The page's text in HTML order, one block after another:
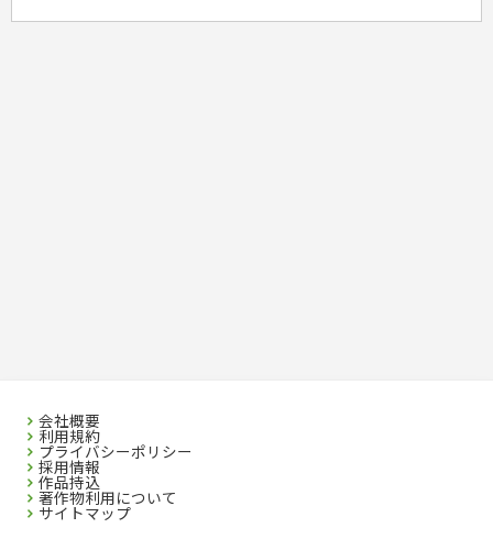
会社概要
利用規約
プライバシーポリシー
採用情報
作品持込
著作物利用について
サイトマップ